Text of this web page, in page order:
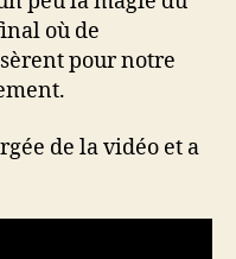
où de
pour notre
de la vidéo et a